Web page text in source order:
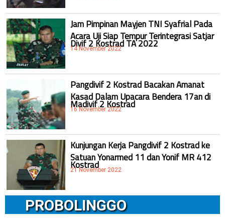
Jam Pimpinan Mayjen TNI Syafrial Pada
Acara Uji Siap Tempur Terintegrasi Satjar
Divif 2 Kostrad TA 2022
14 November 2022
Pangdivif 2 Kostrad Bacakan Amanat
Kasad Dalam Upacara Bendera 17an di
Madivif 2 Kostrad
16 November 2022
Kunjungan Kerja Pangdivif 2 Kostrad ke
Satuan Yonarmed 11 dan Yonif MR 412
Kostrad
21 November 2022
PROBOLINGGO